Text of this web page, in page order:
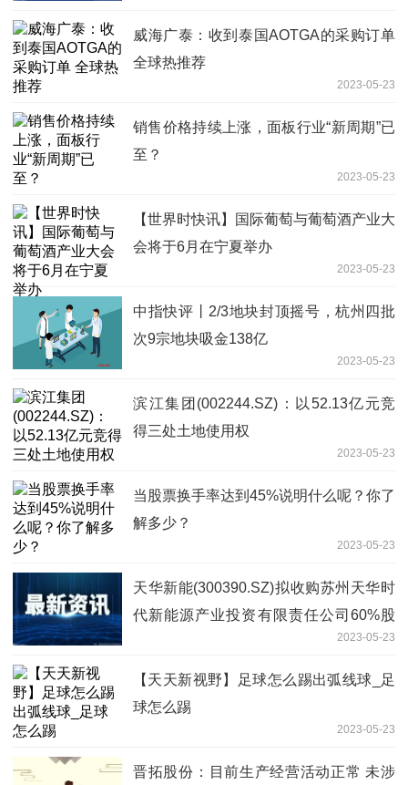
威海广泰：收到泰国AOTGA的采购订单
全球热推荐
2023-05-23
销售价格持续上涨，面板行业“新周期”已
至？
2023-05-23
【世界时快讯】国际葡萄与葡萄酒产业大
会将于6月在宁夏举办
2023-05-23
中指快评丨2/3地块封顶摇号，杭州四批
次9宗地块吸金138亿
2023-05-23
滨江集团(002244.SZ)：以52.13亿元竞
得三处土地使用权
2023-05-23
当股票换手率达到45%说明什么呢？你了
解多少？
2023-05-23
天华新能(300390.SZ)拟收购苏州天华时
代新能源产业投资有限责任公司60%股
2023-05-23
【天天新视野】足球怎么踢出弧线球_足
球怎么踢
2023-05-23
晋拓股份：目前生产经营活动正常 未涉